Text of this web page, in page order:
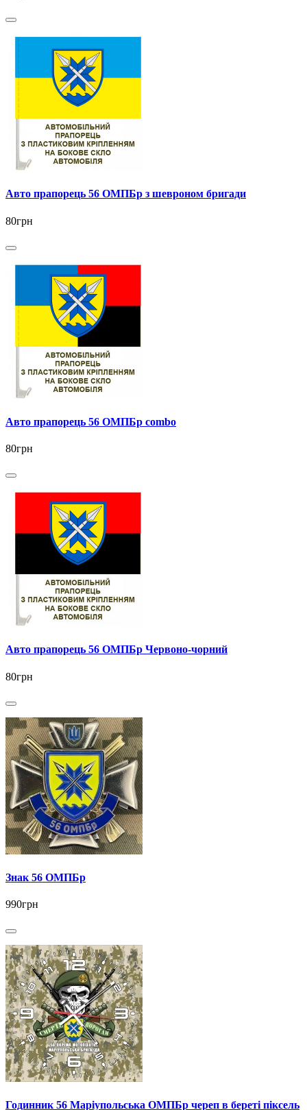
Авто прапорець 56 ОМПБр з шевроном бригади
80грн
Авто прапорець 56 ОМПБр combo
80грн
Авто прапорець 56 ОМПБр Червоно-чорний
80грн
Знак 56 ОМПБр
990грн
Годинник 56 Маріупольська ОМПБр череп в береті піксель